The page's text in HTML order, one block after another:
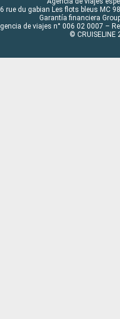
rue du gabian Les flots bleus MC
Garantía financiera
de viajes n° 006 02 0007 –
© CRUISELINE